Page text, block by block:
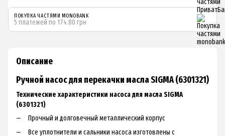
ПОКУПКА ЧАСТЯМИ MONOBANK
5 платежей по 174.80 грн
Описание
Ручной насос для перекачки масла SIGMA (6301321)
Технические характеристики насоса для масла SIGMA
(6301321)
Прочный и долговечный металлический корпус
Все уплотнители и сальники насоса изготовлены с